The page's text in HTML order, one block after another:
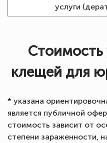
услуги
Стоимость
клещей для
* указана
является публичной
стоимость зависит от
степени зараженности,